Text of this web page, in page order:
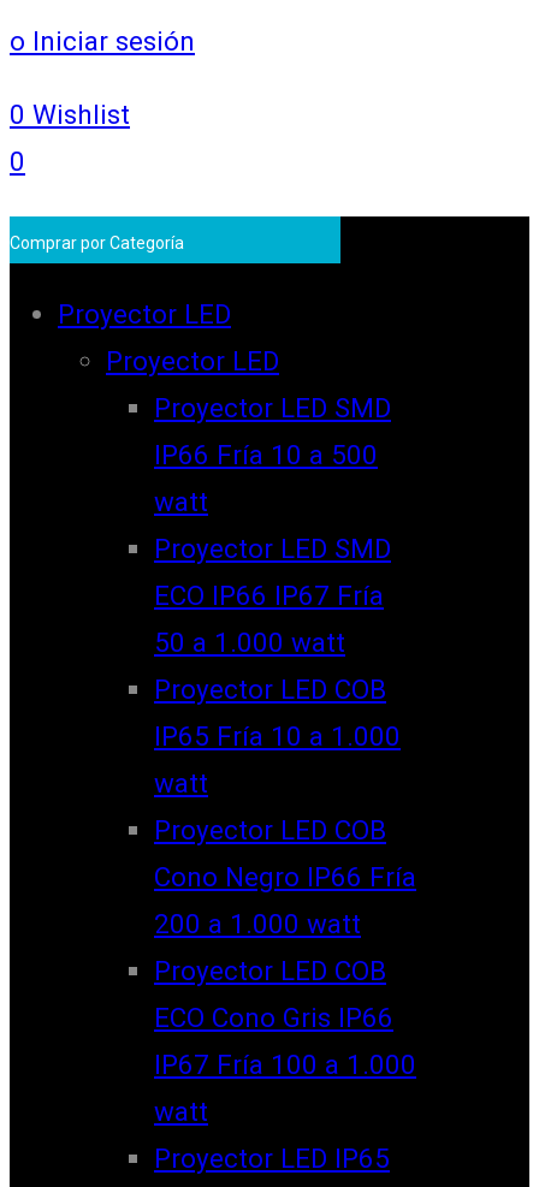
o Iniciar sesión
0 Wishlist
0
Comprar por Categoría
Proyector LED
Proyector LED
Proyector LED SMD
IP66 Fría 10 a 500
watt
Proyector LED SMD
ECO IP66 IP67 Fría
50 a 1.000 watt
Proyector LED COB
IP65 Fría 10 a 1.000
watt
Proyector LED COB
Cono Negro IP66 Fría
200 a 1.000 watt
Proyector LED COB
ECO Cono Gris IP66
IP67 Fría 100 a 1.000
watt
Proyector LED IP65